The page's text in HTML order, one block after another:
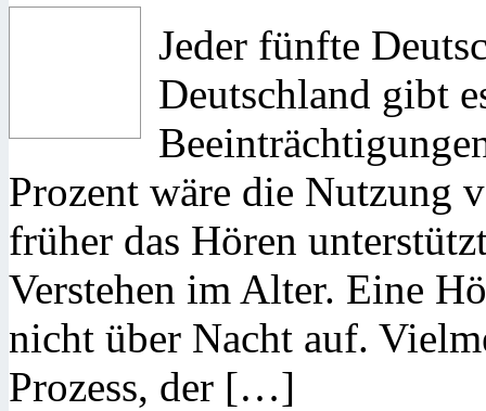
Jeder fünfte
Deutschland gibt
Prozent wäre die Nutzung
früher das Hören
Verstehen im Alter. Eine
nicht über Nacht auf.
Prozess, der […]